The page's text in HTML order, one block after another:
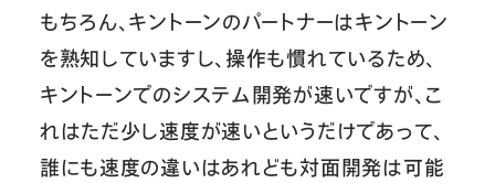
もちろん、キントーンのパートナーはキントーン
を熟知していますし、操作も慣れているため、
キントーンでのシステム開発が速いですが、こ
れはただ少し速度が速いというだけであって、
誰にも速度の違いはあれども対面開発は可能